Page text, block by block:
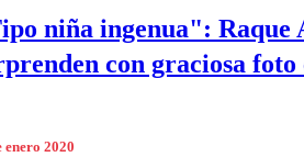
niña ingenua": Raque
con graciosa foto
enero 2020